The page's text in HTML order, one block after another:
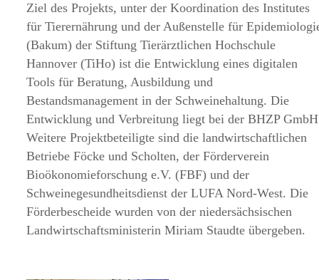
Ziel des Projekts, unter der Koordination des Institutes
für Tierernährung und der Außenstelle für
(Bakum) der Stiftung Tierärztlichen Hochschule
Hannover (TiHo) ist die Entwicklung eines digitalen
Tools für Beratung, Ausbildung und
Bestandsmanagement in der Schweinehaltung. Die
Entwicklung und Verbreitung liegt bei der BHZP
Weitere Projektbeteiligte sind die landwirtschaftlichen
Betriebe Föcke und Scholten, der Förderverein
Bioökonomieforschung e.V. (FBF) und der
Schweinegesundheitsdienst der LUFA Nord-West. Die
Förderbescheide wurden von der niedersächsischen
Landwirtschaftsministerin Miriam Staudte übergeben.